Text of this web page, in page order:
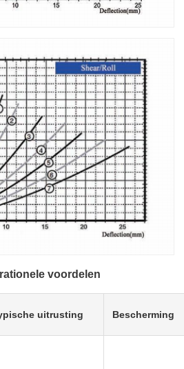
voordelen
uitrusting Bescherming